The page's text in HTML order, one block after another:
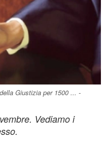
Giustizia per 1500 ... -
Vediamo i